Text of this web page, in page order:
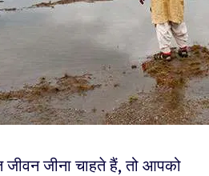
जीना चाहते हैं, तो आपको